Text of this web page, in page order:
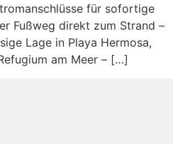
für sofortige
Fußweg direkt zum Strand –
Lage in Playa Hermosa,
am Meer – […]